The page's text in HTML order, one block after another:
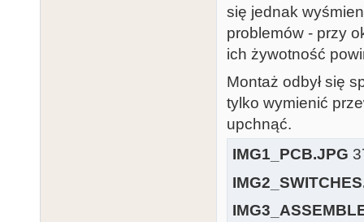
się jednak
problemów - przy
ich żywotność
Montaż odbył się
tylko wymienić
upchnąć.
IMG1_PCB.JPG